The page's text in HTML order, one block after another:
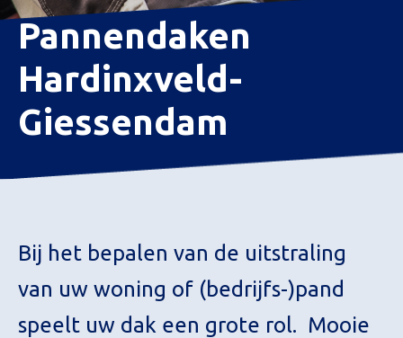
Pannendaken
Hardinxveld-
Giessendam
Bij het bepalen van de uitstraling
van uw woning of (bedrijfs-)pand
speelt uw dak een grote rol. Mooie